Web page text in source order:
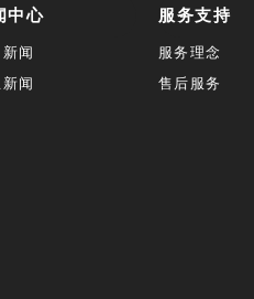
中心
闻
闻
服务支持
服务理念
售后服务